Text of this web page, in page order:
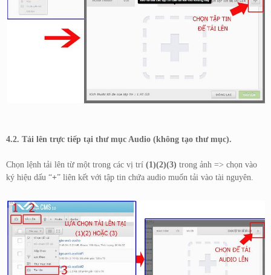
4.2. Tải lên trực tiếp tại thư mục Audio (không tạo thư mục).
Chọn lệnh tải lên từ một trong các vị trí (1)(2)(3) trong ảnh => chọn vào
ký hiệu dấu “+” liên kết với tập tin chứa audio muốn tải vào tài nguyên.